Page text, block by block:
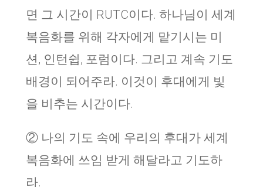
면 그 시간이 RUTC이다. 하나님이 세계
복음화를 위해 각자에게 맡기시는 미
션, 인턴쉽, 포럼이다. 그리고 계속 기도
배경이 되어주라. 이것이 후대에게 빛
을 비추는 시간이다.
② 나의 기도 속에 우리의 후대가 세계
복음화에 쓰임 받게 해달라고 기도하
라.